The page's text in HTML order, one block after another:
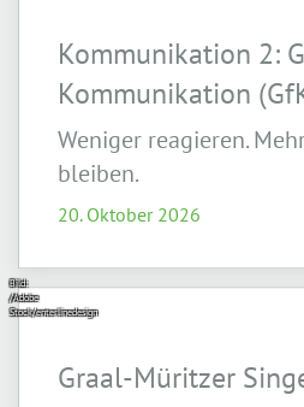
Kommunikation 2:
Kommunikation
Weniger reagieren.
bleiben.
20. Oktober 2026
Bild:
/Adobe
Stock/enterlinedesign
Graal-Müritzer